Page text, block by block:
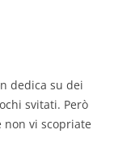
dedica su dei
svitati. Però
non vi scopriate